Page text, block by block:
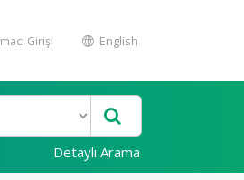
Girişi English
Detaylı Arama